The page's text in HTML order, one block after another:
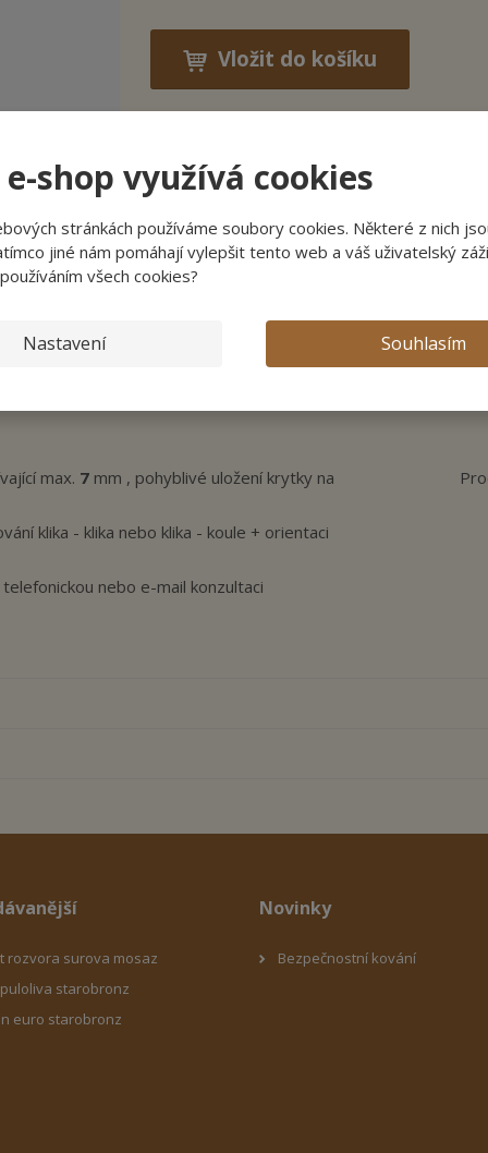
shop využívá cookies
stránkách používáme soubory cookies. Některé z nich
jiné nám pomáhají vylepšit tento web a váš uživatelský
všech cookies?
Nastavení Souhlasím
Vložit do košíku
bezpečnostní kování tř. 3, které zabrání
o bsahuje ochranné bezpečnostní prvky.
Zobraz detailní popis
max. 7 mm , pohyblivé uložení krytky na
klika - klika nebo klika - koule + orientaci
nebo e-mail konzultaci
rozvora surova mosaz
starobronz
euro starobronz
Novinky
Bezpečnostní kování